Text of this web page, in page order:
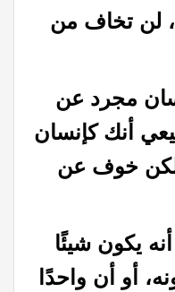
لن تخاف من
مجرد عن
أنك كإنسان
خوف عن
يكون شيئًا
أو أن واحدًا